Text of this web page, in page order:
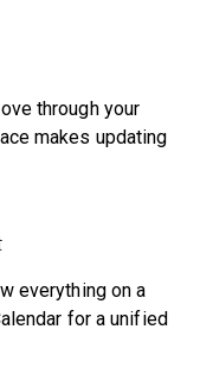
through your
makes updating
everything on a
for a unified